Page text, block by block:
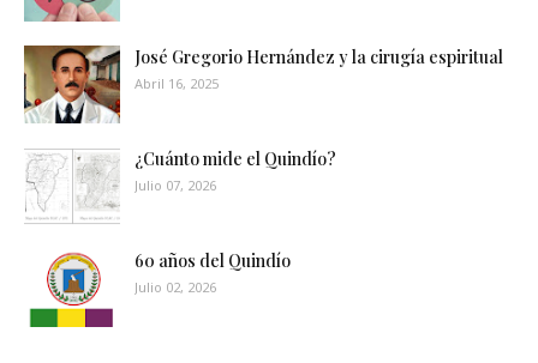
José Gregorio Hernández y la cirugía espiritual
Abril 16, 2025
¿Cuánto mide el Quindío?
Julio 07, 2026
60 años del Quindío
Julio 02, 2026